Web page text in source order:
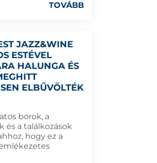
TOVÁBB
JAZZ&WINE
ESTÉVEL
HALUNGA ÉS
ELBŰVÖLTÉK
borok, a
és a találkozások
hogy ez a